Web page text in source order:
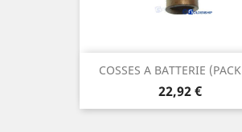
COSSES A BATTERIE
Prix
22,92 €